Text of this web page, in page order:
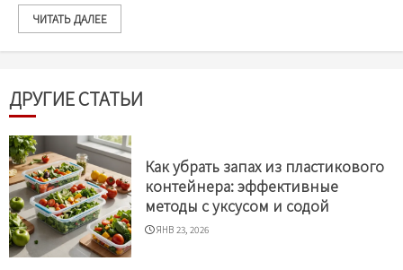
ЧИТАТЬ ДАЛЕЕ
ДРУГИЕ СТАТЬИ
Как убрать запах из пластикового
контейнера: эффективные
методы с уксусом и содой
ЯНВ 23, 2026